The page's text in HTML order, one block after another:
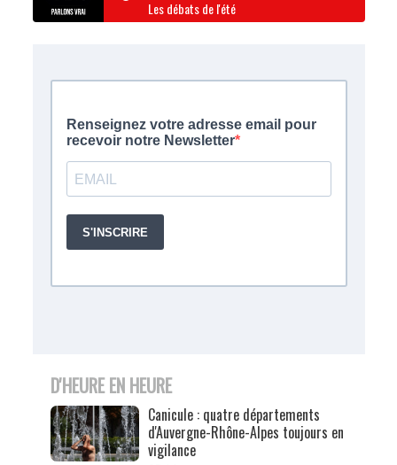
Les débats de l'été
D'HEURE EN HEURE
Canicule : quatre départements
d'Auvergne-Rhône-Alpes toujours en
vigilance